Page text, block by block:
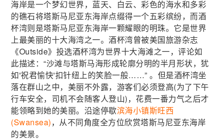
海岸是一个梦幻世界，蓝天、白云、彩色的海水和多彩
的礁石将塔斯马尼亚东海岸点缀得一个五彩缤纷，而酒
杯湾则是塔斯马尼亚东海岸一颗耀眼的明珠。它是世界
上最美丽的十大海湾之一。酒杯湾曾被美国旅游杂志
《Outside》投选酒杯湾为世界十大海滩之一，评论如
此描述：“沙滩与塔斯马海形成轮廓分明的半月形状，犹
如'祝君愉快'扣针纽上的笑脸一般……” 。但是酒杯湾坐
落在群山之中，美丽不外露，游客们必须登高(为了下午
行车安全，司机不会随客人登山)，花费一番力气之后才
能领略到她的美丽。沿途停歇滨海小镇斯旺西
(Swansea)，从不同角度全方位欣赏塔斯马尼亚东海岸
的美景。